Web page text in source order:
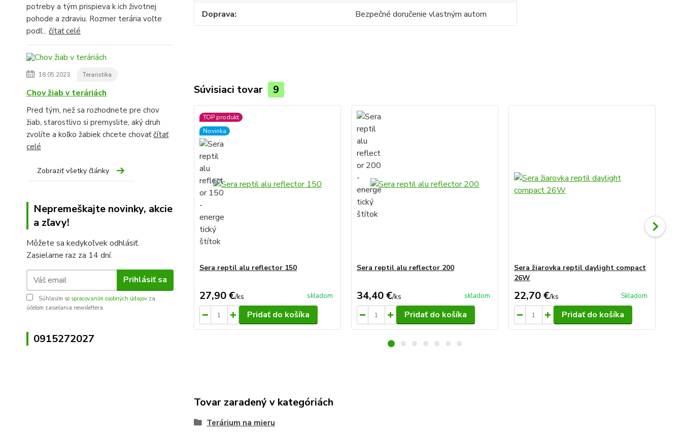
potreby a tým prispieva k ich životnej
pohode a zdraviu. Rozmer terária voľte
podľ... čítať celé
18.05.2023 Teraristika
Chov žiab v teráriách
Pred tým, než sa rozhodnete pre chov
žiab, starostlivo si premyslite, aký druh
zvolíte a koľko žabiek chcete chovaťčítať
celé
Zobraziť všetky články
Nepremeškajte novinky, akcie
a zľavy!
Môžete sa kedykoľvek odhlásiť.
Zasielame raz za 14 dní.
Prihlásiť sa
Súhlasím so spracovaním osobných údajov za
účelom zasielania newslettera.
0915272027
Doprava
Bezpečné doručenie vlastným autom
Súvisiaci tovar 9
TOP produkt
Novinka
Sera reptil alu reflector 150
27,90 €/ks skladom
Pridať do košíka
Sera reptil alu reflector 200
34,40 €/ks skladom
Pridať do košíka
Sera žiarovka reptil daylight compact
26W
22,70 €/ks Skladom
Pridať do košíka
Tovar zaradený v kategóriách
Terárium na mieru